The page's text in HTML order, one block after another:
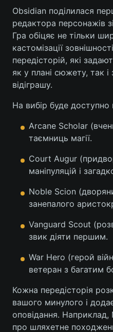
Obsidian поділилася
редактора персонажів
Гра обіцяє не тільки
кастомізації
передісторій, які
як у плані сюжету, так
відіграшу.
На вибір буде доступно
Arcane Scholar
таємниць магії.
Court Augur
маніпуляцій і
Noble Scion
занепалого
Vanguard Scout
звик діяти першим.
War Hero (герой
ветеран з багатим
Кожна передісторія
вашого минулого і
оповідання. Наприклад,
про шляхетне